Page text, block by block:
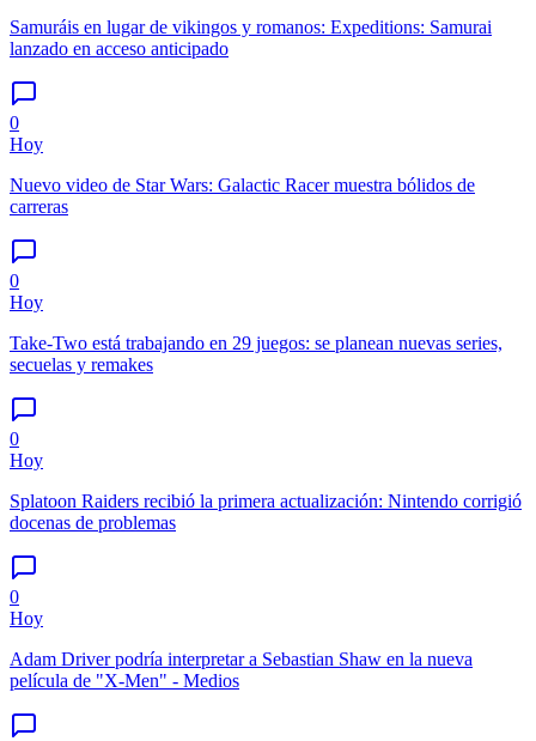
Samuráis en lugar de vikingos y romanos: Expeditions: Samurai
lanzado en acceso anticipado
0
Hoy
Nuevo video de Star Wars: Galactic Racer muestra bólidos de
carreras
0
Hoy
Take-Two está trabajando en 29 juegos: se planean nuevas series,
secuelas y remakes
0
Hoy
Splatoon Raiders recibió la primera actualización: Nintendo corrigió
docenas de problemas
0
Hoy
Adam Driver podría interpretar a Sebastian Shaw en la nueva
película de "X-Men" - Medios